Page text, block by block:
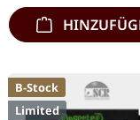
B-Stock
Limited